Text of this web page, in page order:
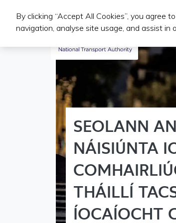
Public
SEOLANN
NÁISIÚNTA
THÁILLÍ
ÍOCAÍOCHT
By clicking “Accept All Cookies”, you agree
navigation, analyse site usage, and assist in